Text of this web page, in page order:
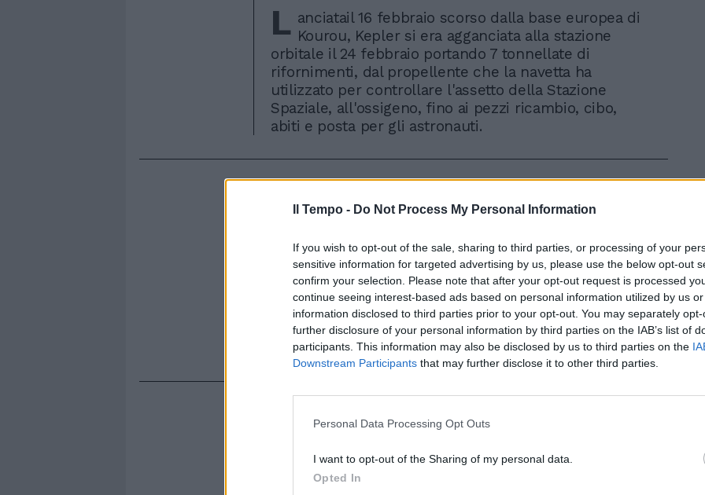
Il Tempo - Do Not Process My Personal Information
If you wish to opt-out of the sale, sharing to third parties, or processing of your
sensitive information for targeted advertising by us, please use the below opt-out
confirm your selection. Please note that after your opt-out request is processed
continue seeing interest-based ads based on personal information utilized by us
information disclosed to third parties prior to your opt-out. You may separately
further disclosure of your personal information by third parties on the IAB’s list of
participants. This information may also be disclosed by us to third parties on the
Downstream Participants that may further disclose it to other third parties.
Personal Data Processing Opt Outs
I want to opt-out of the Sharing of my personal data.
Opted In
L anciatail 16 febbraio scorso dalla base europea di
Kourou, Kepler si era agganciata alla stazione
orbitale il 24 febbraio portando 7 tonnellate di
rifornimenti, dal propellente che la navetta ha
utilizzato per controllare l'assetto della Stazione
Spaziale, all'ossigeno, fino ai pezzi ricambio, cibo,
abiti e posta per gli astronauti.
Rudy Giuliani a Come States?